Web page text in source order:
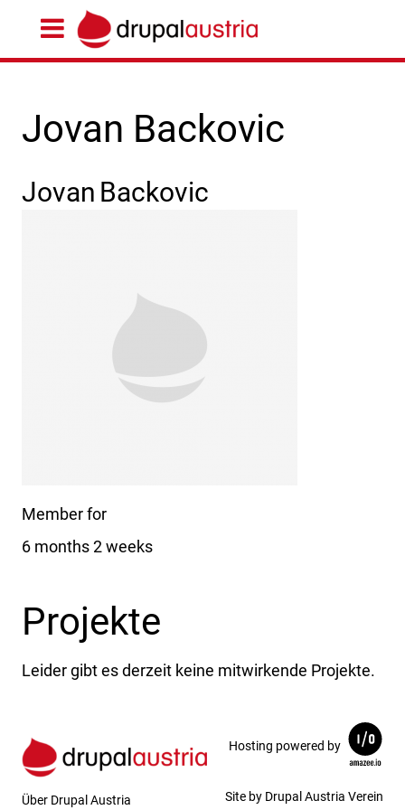
Jovan Backovic
Jovan Backovic
Member for
6 months 2 weeks
Projekte
Leider gibt es derzeit keine mitwirkende Projekte.
Über Drupal Austria
Hosting powered by
Site by Drupal Austria Verein